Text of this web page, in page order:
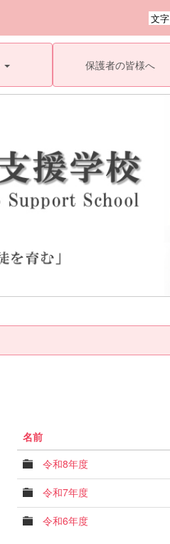
文字
保護者の皆様へ
名前
令和8年度
令和7年度
令和6年度